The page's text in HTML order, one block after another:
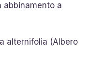
abbinamento a
alternifolia (Albero